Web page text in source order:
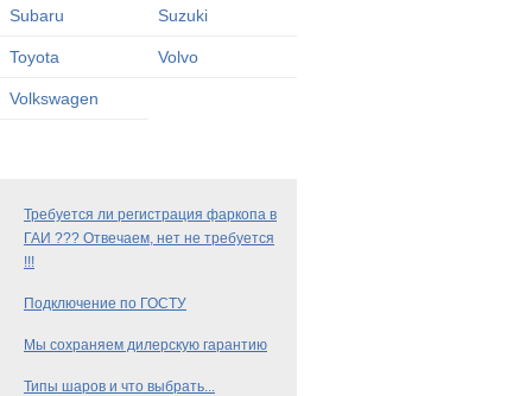
Subaru Suzuki
Toyota Volvo
Volkswagen
Требуется ли регистрация фаркопа в
ГАИ ??? Отвечаем, нет не требуется
!!!
Подключение по ГОСТУ
Мы сохраняем дилерскую гарантию
Типы шаров и что выбрать...